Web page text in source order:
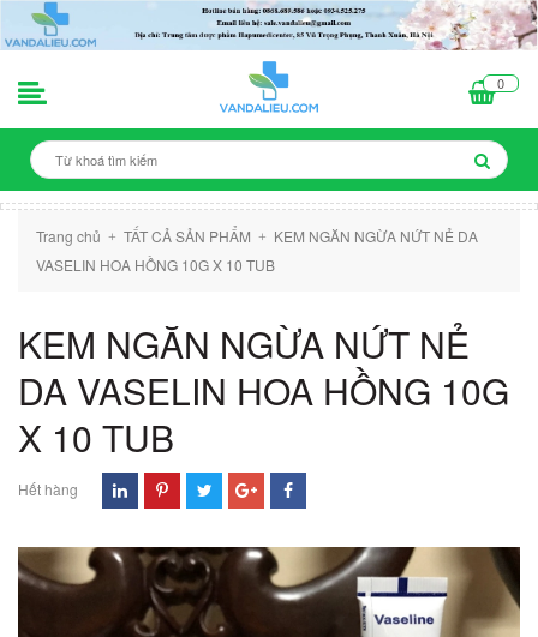
0
Trang chủ + TẤT CẢ SẢN PHẨM +
KEM NGĂN NGỪA NỨT NẺ DA
VASELIN HOA HỒNG 10G X 10 TUB
KEM NGĂN NGỪA NỨT NẺ
DA VASELIN HOA HỒNG 10G
X 10 TUB
Hết hàng